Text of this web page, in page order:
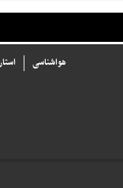
هواشناسی